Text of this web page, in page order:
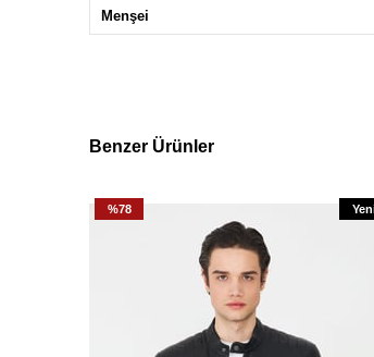
Menşei
Benzer Ürünler
%78